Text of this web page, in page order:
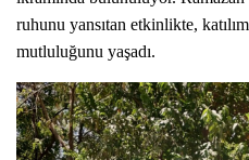
ruhunu yansıtan etkinlikte,
mutluluğunu yaşadı.